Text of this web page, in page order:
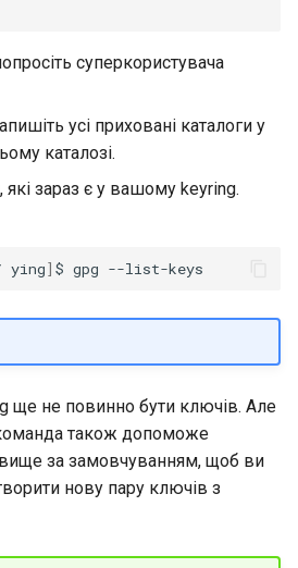
суперкористувача
усі приховані каталоги у
каталозі.
які зараз є у вашому keyring.
ying] $ gpg
ще не повинно бути ключів. Але
також допоможе
за замовчуванням, щоб ви
нову пару ключів з